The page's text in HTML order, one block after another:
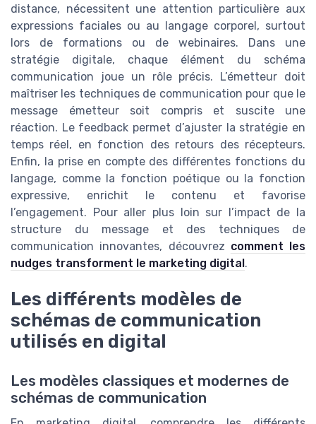
distance, nécessitent une attention particulière aux
expressions faciales ou au langage corporel, surtout
lors de formations ou de webinaires. Dans une
stratégie digitale, chaque élément du schéma
communication joue un rôle précis. L’émetteur doit
maîtriser les techniques de communication pour que le
message émetteur soit compris et suscite une
réaction. Le feedback permet d’ajuster la stratégie en
temps réel, en fonction des retours des récepteurs.
Enfin, la prise en compte des différentes fonctions du
langage, comme la fonction poétique ou la fonction
expressive, enrichit le contenu et favorise
l’engagement. Pour aller plus loin sur l’impact de la
structure du message et des techniques de
communication innovantes, découvrez comment les
nudges transforment le marketing digital .
Les différents modèles de
schémas de communication
utilisés en digital
Les modèles classiques et modernes de
schémas de communication